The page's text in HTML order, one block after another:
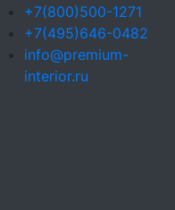
+7(800)500-1271
+7(495)646-0482
info@premium-
interior.ru